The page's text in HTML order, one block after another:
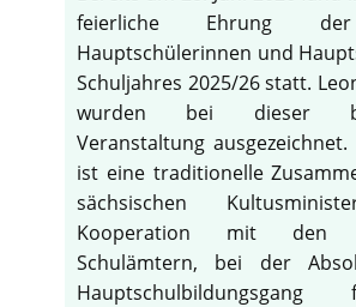
feierliche Ehrung
Hauptschülerinnen und
Schuljahres 2025/26 statt.
wurden bei dieser
Veranstaltung
ist eine traditionelle
sächsischen
Kooperation mit den
Schulämtern, bei der